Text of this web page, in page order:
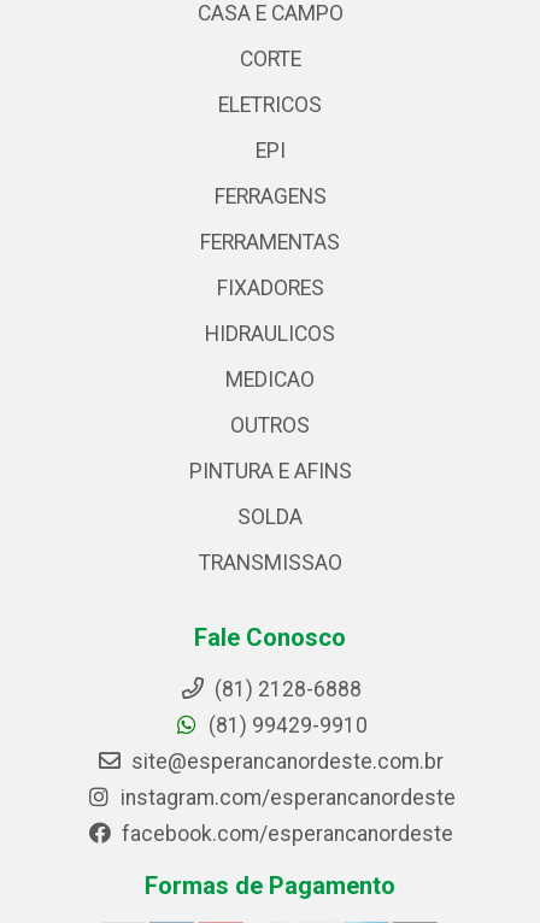
CASA E CAMPO
CORTE
ELETRICOS
EPI
FERRAGENS
FERRAMENTAS
FIXADORES
HIDRAULICOS
MEDICAO
OUTROS
PINTURA E AFINS
SOLDA
TRANSMISSAO
Fale Conosco
(81) 2128-6888
(81) 99429-9910
site@esperancanordeste.com.br
instagram.com/esperancanordeste
facebook.com/esperancanordeste
Formas de Pagamento